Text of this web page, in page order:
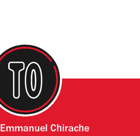
Emmanuel Chirache